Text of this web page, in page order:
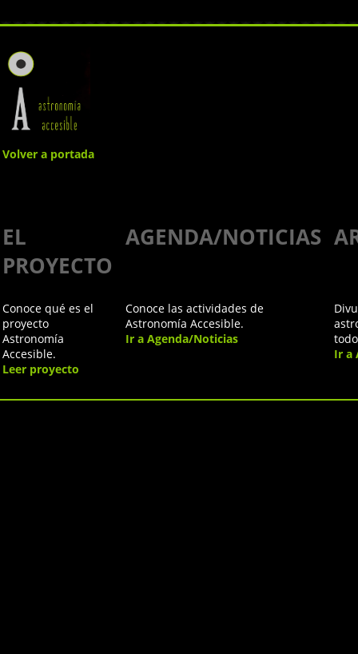
Volver a portada
EL
PROYECTO
AGENDA/NOTICIAS
Conoce qué es el
proyecto
Astronomía
Accesible.
Leer proyecto
Conoce las actividades de
Astronomía Accesible.
Ir a Agenda/Noticias
Ir a
Trailer "La
velocidad
de
nuestros
pensamientos"